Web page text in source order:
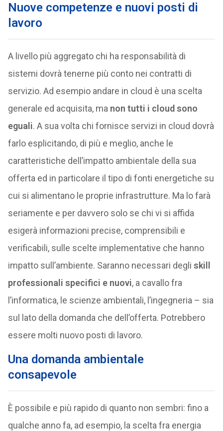
Nuove competenze e nuovi posti di
lavoro
A livello più aggregato chi ha responsabilità di
sistemi dovrà tenerne più conto nei contratti di
servizio. Ad esempio andare in cloud è una scelta
generale ed acquisita, ma non tutti i cloud sono
eguali. A sua volta chi fornisce servizi in cloud dovrà
farlo esplicitando, di più e meglio, anche le
caratteristiche dell’impatto ambientale della sua
offerta ed in particolare il tipo di fonti energetiche su
cui si alimentano le proprie infrastrutture. Ma lo farà
seriamente e per davvero solo se chi vi si affida
esigerà informazioni precise, comprensibili e
verificabili, sulle scelte implementative che hanno
impatto sull’ambiente. Saranno necessari degli skill
professionali specifici e nuovi, a cavallo fra
l’informatica, le scienze ambientali, l’ingegneria – sia
sul lato della domanda che dell’offerta. Potrebbero
essere molti nuovo posti di lavoro.
Una domanda ambientale
consapevole
È possibile e più rapido di quanto non sembri: fino a
qualche anno fa, ad esempio, la scelta fra energia